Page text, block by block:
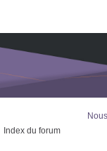
Index du forum